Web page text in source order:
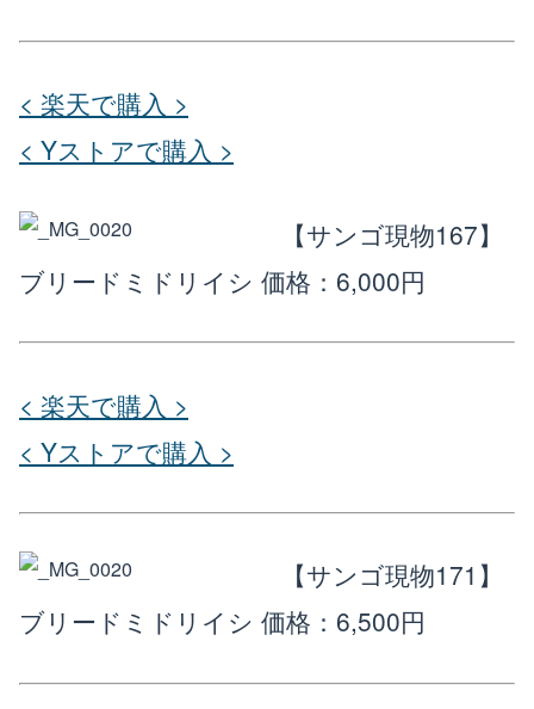
< 楽天で購入 >
< Yストアで購入 >
【サンゴ現物167】
ブリードミドリイシ 価格：6,000円
< 楽天で購入 >
< Yストアで購入 >
【サンゴ現物171】
ブリードミドリイシ 価格：6,500円